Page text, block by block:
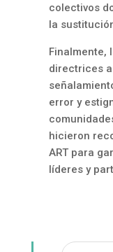
colectivos
la
Finalmente,
directrices
error y
hicieron
ART para
líderes y